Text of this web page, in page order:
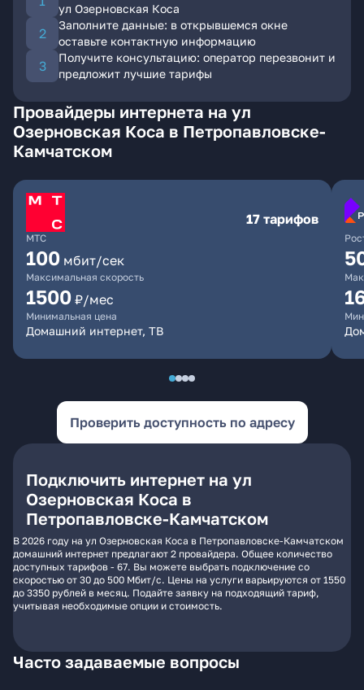
ул Озерновская Коса
Заполните данные: в открывшемся окне
оставьте контактную информацию
Получите консультацию: оператор перезвонит и
предложит лучшие тарифы
Провайдеры интернета на ул
Озерновская Коса в Петропавловске-
Камчатском
МТС
17 тарифов
100 мбит/сек
Максимальная скорость
1500 ₽/мес
Минимальная цена
Домашний интернет, ТВ
Проверить доступность по адресу
Подключить интернет на ул
Озерновская Коса в
Петропавловске-Камчатском
В 2026 году на ул Озерновская Коса в Петропавловске-Камчатском
домашний интернет предлагают 2 провайдера. Общее количество
доступных тарифов - 67. Вы можете выбрать подключение со
скоростью от 30 до 500 Мбит/с. Цены на услуги варьируются от 1550
до 3350 рублей в месяц. Подайте заявку на подходящий тариф,
учитывая необходимые опции и стоимость.
Часто задаваемые вопросы